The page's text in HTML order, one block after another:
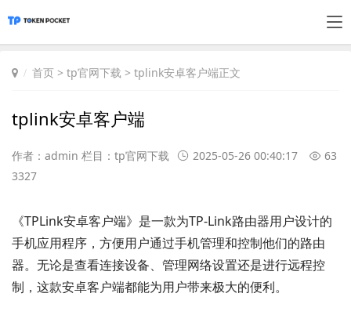
首页 > tp官网下载 > tplink安卓客户端正文
tplink安卓客户端
作者：admin 栏目： tp官网下载 2025-05-26 00:40:17
63
3327
《TPLink安卓客户端》是一款为TP-Link路由器用户设计的
手机应用程序，方便用户通过手机管理和控制他们的路由
器。无论是查看连接设备、管理网络设置还是进行远程控
制，这款安卓客户端都能为用户带来极大的便利。